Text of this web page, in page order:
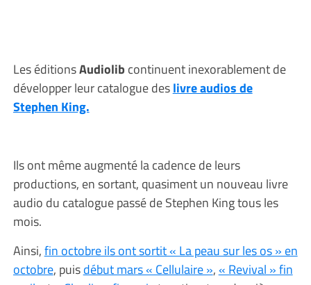
Les éditionsAudiolib continuent inexorablement de
développer leur catalogue deslivre audios de
Stephen King.
Ils ont même augmenté la cadence de leurs
productions, en sortant, quasiment un nouveau livre
audio du catalogue passé de Stephen King tous les
mois.
Ainsi,fin octobre ils ont sortit « La peau sur les os » en
octobre, puisdébut mars « Cellulaire »,« Revival » fin